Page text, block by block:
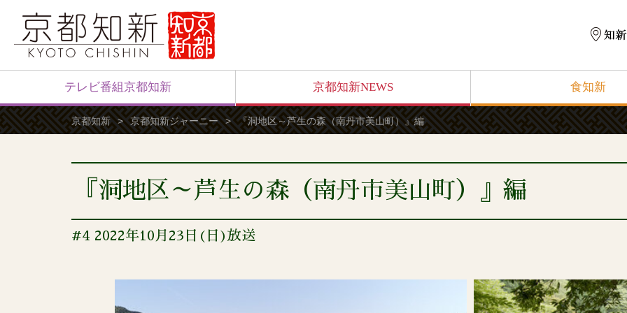
テレビ番組京都知新 京都知新NEWS 食知新
京都知新 京都知新ジャーニー 『洞地区～芦生の森（南丹市美山町）』編
『洞地区～芦生の森（南丹市美山町）』編
#4 2022年10月23日(日)放送